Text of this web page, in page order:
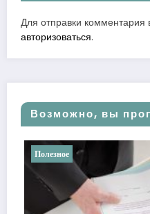
Для отправки
авторизоваться.
Возможно, вы